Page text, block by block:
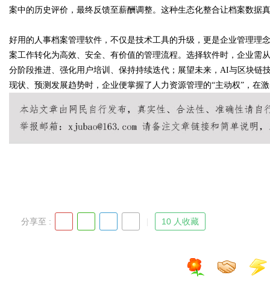
案中的历史评价，最终反馈至薪酬调整。这种生态化整合让档案数据
好用的人事档案管理软件，不仅是技术工具的升级，更是企业管理理
案工作转化为高效、安全、有价值的管理流程。选择软件时，企业需
分阶段推进、强化用户培训、保持持续迭代；展望未来，AI与区块链
现状、预测发展趋势时，企业便掌握了人力资源管理的“主动权”，在
分享至 : 10 人收藏